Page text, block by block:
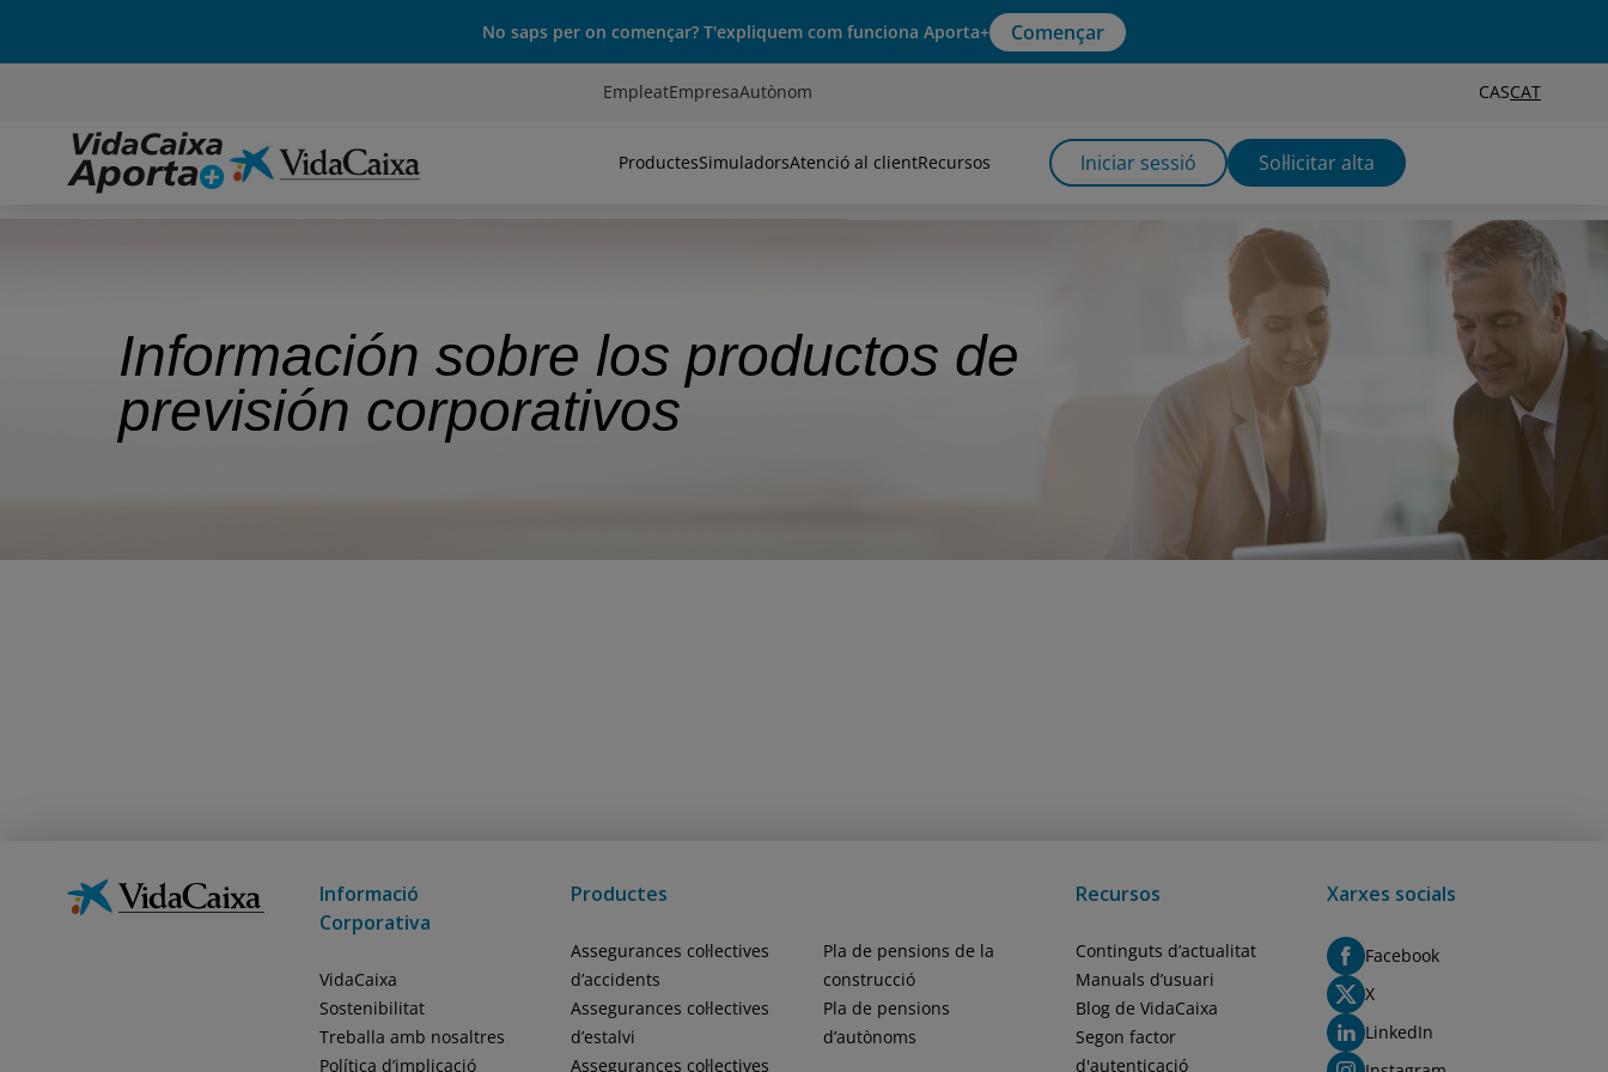
No saps per on començar? T'expliquem com funciona Aporta+ Començar
EmpleatEmpresaAutònom CASCAT
ProductesSimuladorsAtenció al clientRecursos Iniciar sessió Sol·licitar alta
Información sobre los productos de
previsión corporativos
Informació
Corporativa
VidaCaixa
Sostenibilitat
Treballa amb nosaltres
Política d’implicació
Productes
Assegurances col·lectives
d’accidents
Assegurances col·lectives
d’estalvi
Assegurances col·lectives
Pla de pensions de la
construcció
Pla de pensions
d’autònoms
Recursos
Continguts d’actualitat
Manuals d’usuari
Blog de VidaCaixa
Segon factor
d'autenticació
Xarxes socials
Facebook
X
LinkedIn